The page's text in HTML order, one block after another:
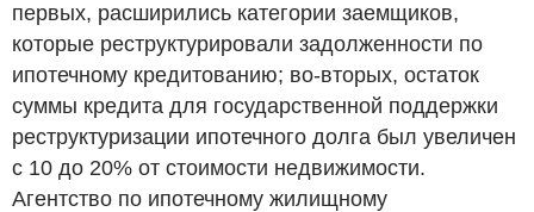
первых, расширились категории заемщиков,
которые реструктурировали задолженности по
ипотечному кредитованию; во-вторых, остаток
суммы кредита для государственной поддержки
реструктуризации ипотечного долга был увеличен
с 10 до 20% от стоимости недвижимости.
Агентство по ипотечному жилищному